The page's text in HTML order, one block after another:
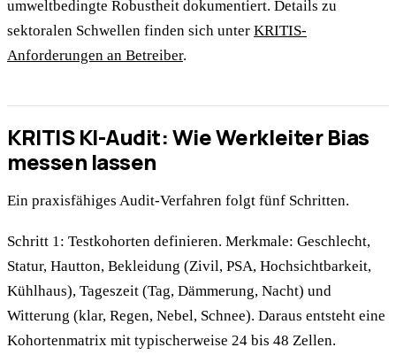
umweltbedingte Robustheit dokumentiert. Details zu
sektoralen Schwellen finden sich unter KRITIS-
Anforderungen an Betreiber.
KRITIS KI-Audit: Wie Werkleiter Bias
messen lassen
Ein praxisfähiges Audit-Verfahren folgt fünf Schritten.
Schritt 1: Testkohorten definieren. Merkmale: Geschlecht,
Statur, Hautton, Bekleidung (Zivil, PSA, Hochsichtbarkeit,
Kühlhaus), Tageszeit (Tag, Dämmerung, Nacht) und
Witterung (klar, Regen, Nebel, Schnee). Daraus entsteht eine
Kohortenmatrix mit typischerweise 24 bis 48 Zellen.